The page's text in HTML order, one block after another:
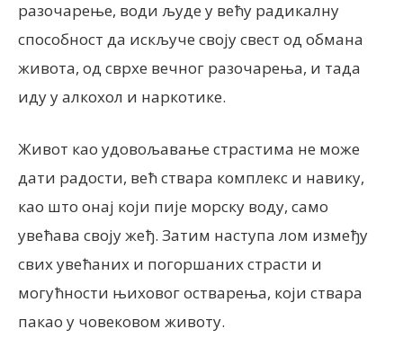
разочарење, води људе у већу радикалну
способност да искључе своју свест од обмана
живота, од сврхе вечног разочарења, и тада
иду у алкохол и наркотике.
Живот као удовољавање страстима не може
дати радости, већ ствара комплекс и навику,
као што онај који пије морску воду, само
увећава своју жеђ. Затим наступа лом између
свих увећаних и погоршаних страсти и
могућности њиховог остварења, који ствара
пакао у човековом животу.